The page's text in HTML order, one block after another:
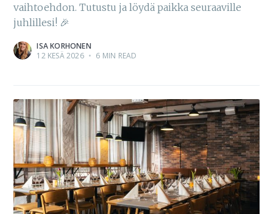
vaihtoehdon. Tutustu ja löydä paikka seuraaville
juhlillesi! 🎉
ISA KORHONEN
12 KESÄ 2026 • 6 MIN READ